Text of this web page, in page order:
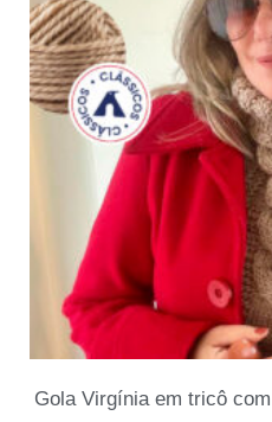
Gola Virgínia em tricô